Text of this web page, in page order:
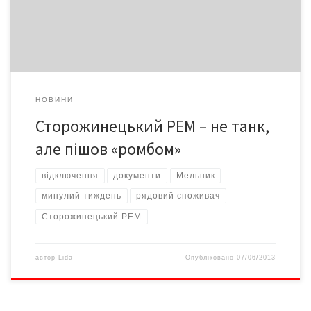
НОВИНИ
Сторожинецький РЕМ – не танк,
але пішов «ромбом»
відключення документи Мельник
минулий тиждень рядовий споживач
Сторожинецький РЕМ
автор Lida Опубліковано07/06/2013